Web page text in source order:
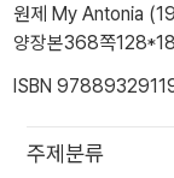
원제 My Antonia
양장본368쪽
ISBN
주제분류